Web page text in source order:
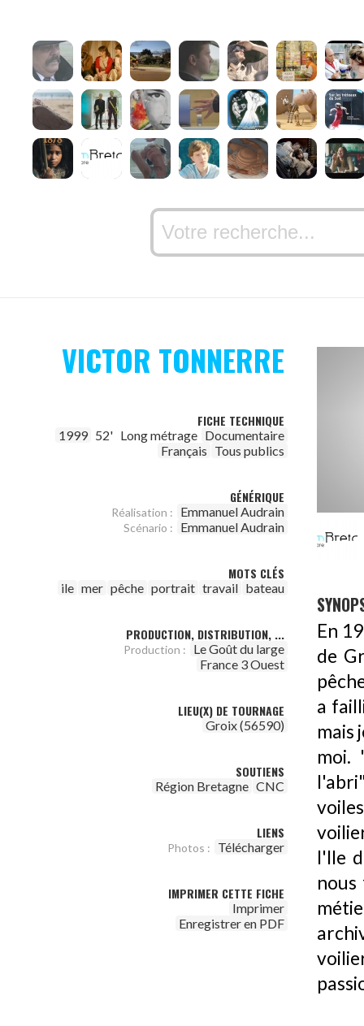
VICTOR TONNERRE
FICHE TECHNIQUE
1999 52' Long métrage Documentaire
Français Tous publics
GÉNÉRIQUE
Réalisation : Emmanuel Audrain
Scénario : Emmanuel Audrain
MOTS CLÉS
ile mer pêche portrait travail bateau
PRODUCTION, DISTRIBUTION, ...
Production :
Le Goût du large
France 3 Ouest
LIEU(X) DE TOURNAGE
Groix (56590)
SOUTIENS
Région Bretagne CNC
LIENS
Photos : Télécharger
IMPRIMER CETTE FICHE
Imprimer
Enregistrer en PDF
En
de
a
mais
moi.
l'Ile